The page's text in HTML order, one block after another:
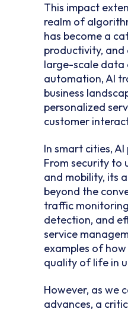
This impact
realm of
has become a
productivity, and
large-scale data
automation, AI
business
personalized
customer
In smart cities,
From security to
and mobility, its
beyond the
traffic
detection, and
service
examples of
quality of life in
However, as we
advances, a